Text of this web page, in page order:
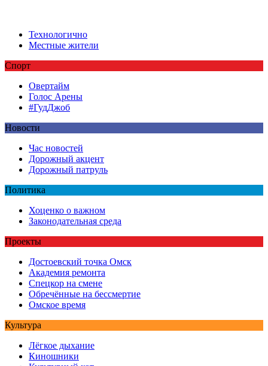
Технологично
Местные жители
Спорт
Овертайм
Голос Арены
#ГудДжоб
Новости
Час новостей
Дорожный акцент
Дорожный патруль
Политика
Хоценко о важном
Законодательная среда
Проекты
Достоевский точка Омск
Академия ремонта
Спецкор на смене
Обречённые на бессмертие
Омское время
Культура
Лёгкое дыхание
Киношники